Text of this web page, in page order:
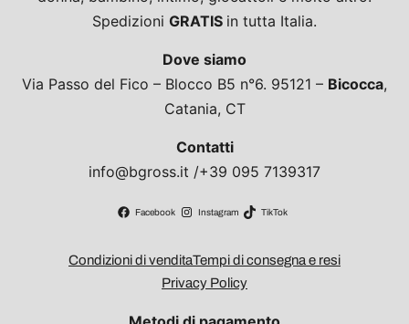
Spedizioni GRATIS in tutta Italia.
Dove siamo
Via Passo del Fico – Blocco B5 n°6. 95121 – Bicocca,
Catania, CT
Contatti
info@bgross.it /+39 095 7139317
Facebook Instagram TikTok
Condizioni di venditaTempi di consegna e resi
Privacy Policy